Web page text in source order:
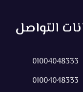
التواصل
01004048333
01004048333